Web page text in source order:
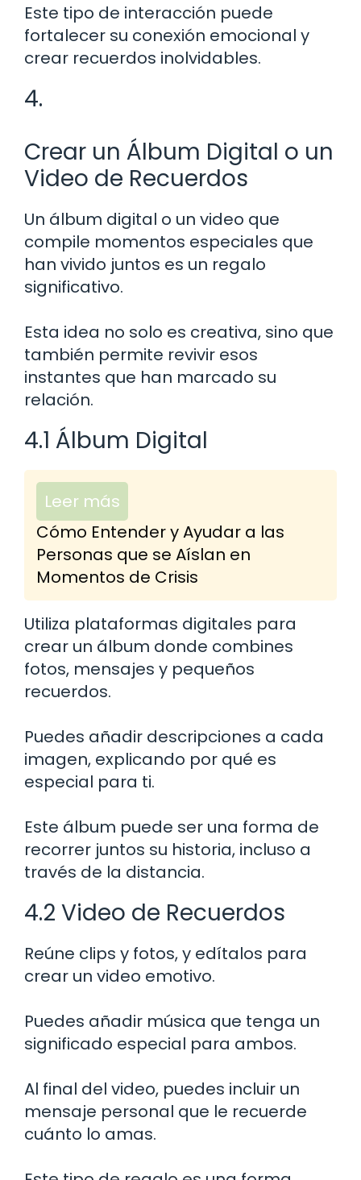
Este tipo de interacción puede
fortalecer su conexión emocional y
crear recuerdos inolvidables.
4.
Crear un Álbum Digital o un
Video de Recuerdos
Un álbum digital o un video que
compile momentos especiales que
han vivido juntos es un regalo
significativo.
Esta idea no solo es creativa, sino que
también permite revivir esos
instantes que han marcado su
relación.
4.1 Álbum Digital
Leer más
Cómo Entender y Ayudar a las
Personas que se Aíslan en
Momentos de Crisis
Utiliza plataformas digitales para
crear un álbum donde combines
fotos, mensajes y pequeños
recuerdos.
Puedes añadir descripciones a cada
imagen, explicando por qué es
especial para ti.
Este álbum puede ser una forma de
recorrer juntos su historia, incluso a
través de la distancia.
4.2 Video de Recuerdos
Reúne clips y fotos, y edítalos para
crear un video emotivo.
Puedes añadir música que tenga un
significado especial para ambos.
Al final del video, puedes incluir un
mensaje personal que le recuerde
cuánto lo amas.